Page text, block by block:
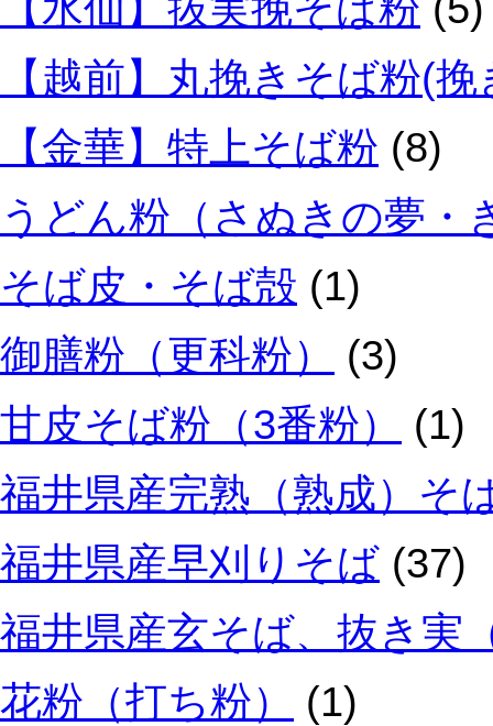
【越前】丸挽きそば粉(
【金華】特上そば粉 (8)
うどん粉（さぬきの夢・
そば皮・そば殻 (1)
御膳粉（更科粉）
(3)
甘皮そば粉（3番粉）
(1)
福井県産完熟（熟成）そ
福井県産早刈りそば (37)
福井県産玄そば、抜き実
花粉（打ち粉）
(1)